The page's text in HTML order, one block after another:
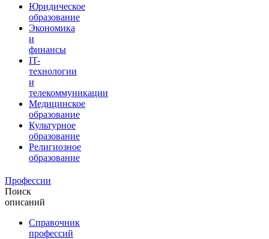
Юридическое
образование
Экономика
и
финансы
IT-
технологии
и
телекоммуникации
Медицинское
образование
Культурное
образование
Религиозное
образование
Профессии
Поиск
описаний
Справочник
профессий